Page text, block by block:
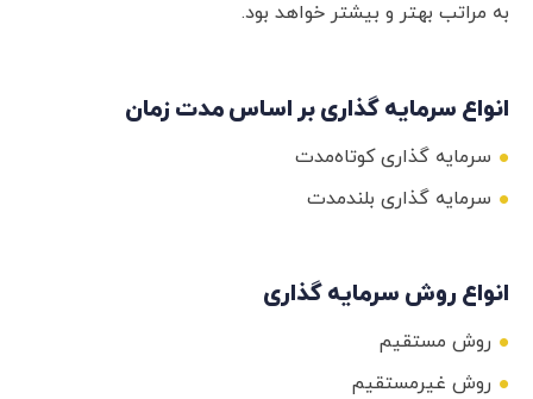
به مراتب بهتر و بیشتر خواهد بود.
انواع سرمایه گذاری بر اساس مدت زمان
سرمایه گذاری کوتاه‌مدت
سرمایه گذاری بلندمدت
انواع روش سرمایه گذاری
روش مستقیم
روش غیرمستقیم